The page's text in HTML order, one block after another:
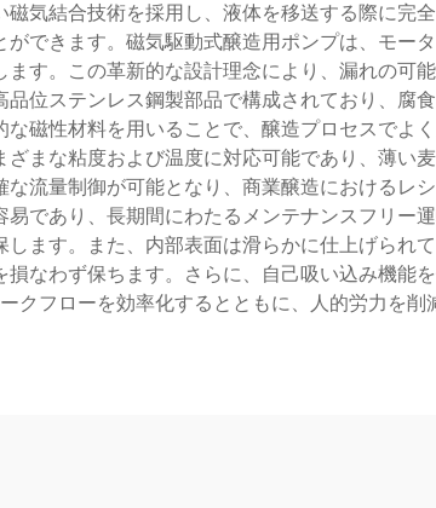
気結合技術を採用し、液体を移送する際に完
できます。磁気駆動式醸造用ポンプは、モー
す。この革新的な設計理念により、漏れの可
位ステンレス鋼製部品で構成されており、腐
磁性材料を用いることで、醸造プロセスでよ
まな粘度および温度に対応可能であり、薄い
流量制御が可能となり、商業醸造におけるレ
であり、長期間にわたるメンテナンスフリー
ます。また、内部表面は滑らかに仕上げられ
なわず保ちます。さらに、自己吸い込み機能
クフローを効率化するとともに、人的労力を削